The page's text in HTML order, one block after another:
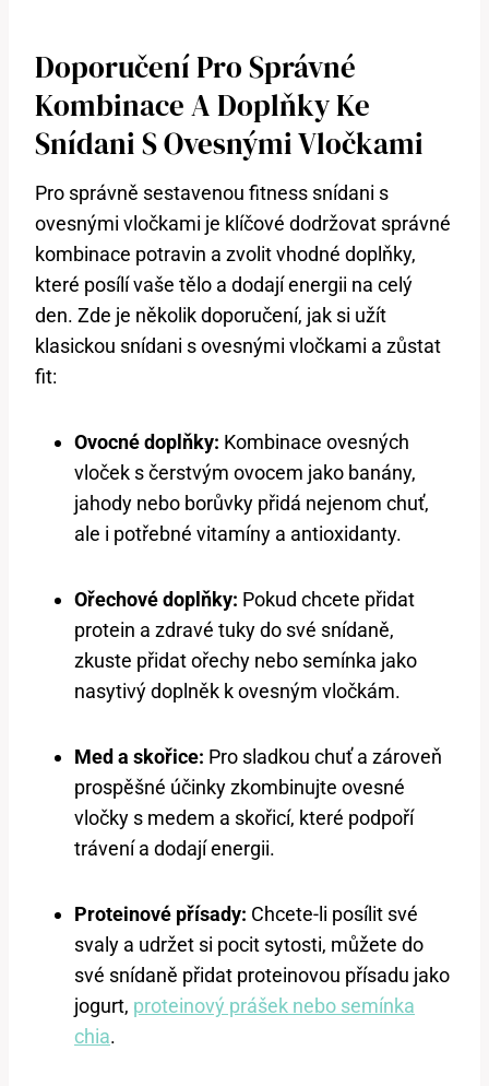
Doporučení Pro Správné
Kombinace A Doplňky Ke
Snídani S Ovesnými Vločkami
Pro správně sestavenou fitness snídani s
ovesnými vločkami je klíčové dodržovat správné
kombinace potravin a zvolit vhodné doplňky,
které posílí vaše tělo a dodají energii na celý
den. Zde je několik doporučení, jak si užít
klasickou snídani s ovesnými vločkami a zůstat
fit:
Ovocné doplňky: Kombinace ovesných
vloček s čerstvým ovocem jako banány,
jahody nebo borůvky přidá nejenom chuť,
ale i potřebné vitamíny a antioxidanty.
Ořechové doplňky: Pokud chcete přidat
protein a zdravé tuky do své snídaně,
zkuste přidat ořechy nebo semínka jako
nasytivý doplněk k ovesným vločkám.
Med a skořice: Pro sladkou chuť a zároveň
prospěšné účinky zkombinujte ovesné
vločky s medem a skořicí, které podpoří
trávení a dodají energii.
Proteinové přísady: Chcete-li posílit své
svaly a udržet si pocit sytosti, můžete do
své snídaně přidat proteinovou přísadu jako
jogurt, proteinový prášek nebo semínka
chia.